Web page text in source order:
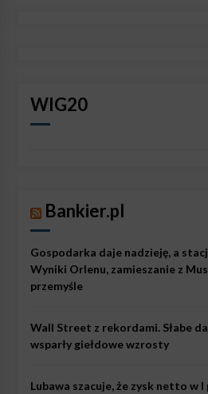
WIG20
Bankier.pl
Gospodarka daje nadzieję, a
Wyniki Orlenu, zamieszanie z
przemyśle
Wall Street z rekordami. Słabe
wsparły giełdowe wzrosty
Lubawa szacuje, że zysk netto w I